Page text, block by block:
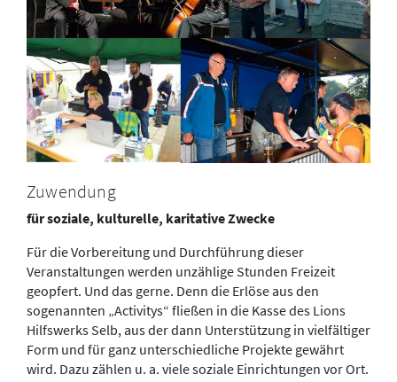
Zuwendung
für soziale, kulturelle, karitative Zwecke
Für die Vorbereitung und Durchführung dieser
Veranstaltungen werden unzählige Stunden Freizeit
geopfert. Und das gerne. Denn die Erlöse aus den
sogenannten „Activitys“ fließen in die Kasse des Lions
Hilfswerks Selb, aus der dann Unterstützung in vielfältiger
Form und für ganz unterschiedliche Projekte gewährt
wird. Dazu zählen u. a. viele soziale Einrichtungen vor Ort.